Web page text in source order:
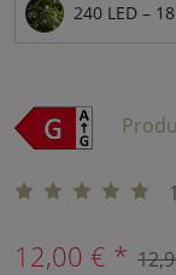
240 LED –
12,00 € *